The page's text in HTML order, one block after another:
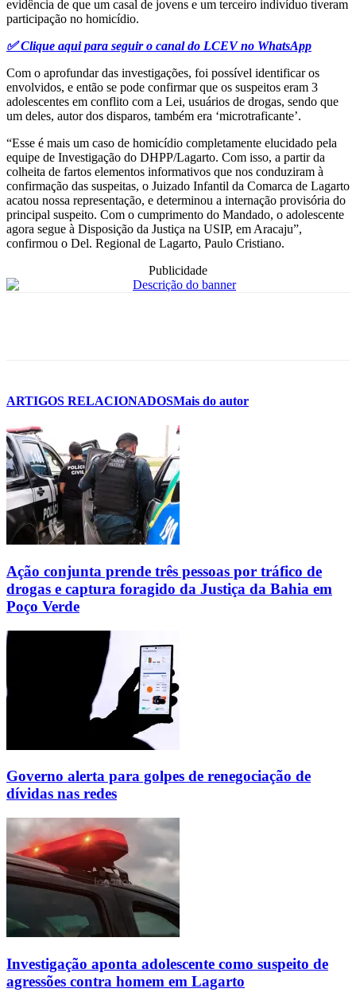
evidência de que um casal de jovens e um terceiro indivíduo tiveram
participação no homicídio.
✅ Clique aqui para seguir o canal do LCEV no WhatsApp
Com o aprofundar das investigações, foi possível identificar os
envolvidos, e então se pode confirmar que os suspeitos eram 3
adolescentes em conflito com a Lei, usuários de drogas, sendo que
um deles, autor dos disparos, também era ‘microtraficante’.
“Esse é mais um caso de homicídio completamente elucidado pela
equipe de Investigação do DHPP/Lagarto. Com isso, a partir da
colheita de fartos elementos informativos que nos conduziram à
confirmação das suspeitas, o Juizado Infantil da Comarca de Lagarto
acatou nossa representação, e determinou a internação provisória do
principal suspeito. Com o cumprimento do Mandado, o adolescente
agora segue à Disposição da Justiça na USIP, em Aracaju”,
confirmou o Del. Regional de Lagarto, Paulo Cristiano.
Publicidade
ARTIGOS RELACIONADOSMais do autor
Ação conjunta prende três pessoas por tráfico de
drogas e captura foragido da Justiça da Bahia em
Poço Verde
Governo alerta para golpes de renegociação de
dívidas nas redes
Investigação aponta adolescente como suspeito de
agressões contra homem em Lagarto